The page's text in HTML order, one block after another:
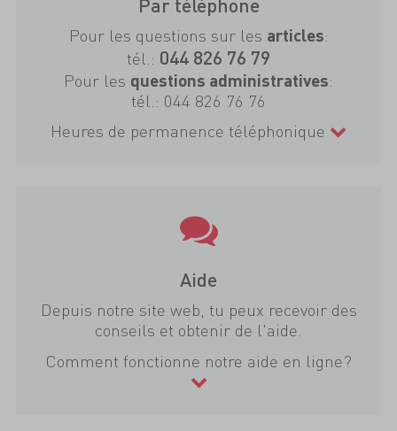
Pour les questions sur les articles:
tél.: 044 826 76 79
Pour les questions administratives:
tél.: 044 826 76 76
Heures de permanence téléphonique
Aide
Depuis notre site web, tu peux recevoir des
conseils et obtenir de l'aide.
Comment fonctionne notre aide en ligne?